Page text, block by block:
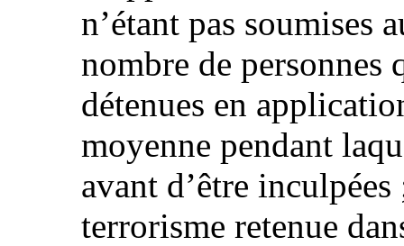
n’étant pas soumises
nombre de personnes
détenues en
moyenne pendant
avant d’être
terrorisme retenue